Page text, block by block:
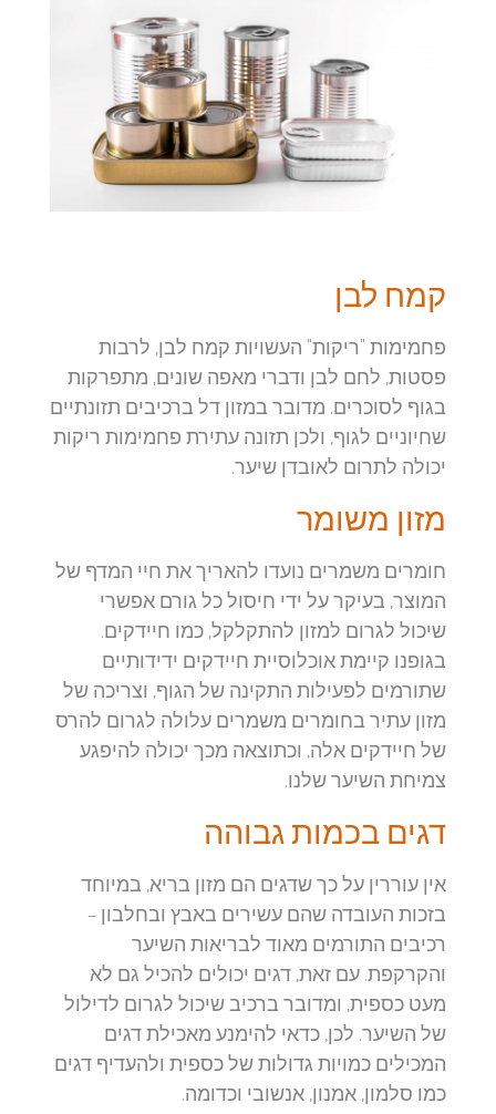
קמח לבן
פחמימות "ריקות" העשויות קמח לבן, לרבות
פסטות, לחם לבן ודברי מאפה שונים, מתפרקות
בגוף לסוכרים. מדובר במזון דל ברכיבים תזונתיים
שחיוניים לגוף, ולכן תזונה עתירת פחמימות ריקות
יכולה לתרום לאובדן שיער.
מזון משומר
חומרים משמרים נועדו להאריך את חיי המדף של
המוצר, בעיקר על ידי חיסול כל גורם אפשרי
שיכול לגרום למזון להתקלקל, כמו חיידקים.
בגופנו קיימת אוכלוסיית חיידקים ידידותיים
שתורמים לפעילות התקינה של הגוף, וצריכה של
מזון עתיר בחומרים משמרים עלולה לגרום להרס
של חיידקים אלה, וכתוצאה מכך יכולה להיפגע
צמיחת השיער שלנו.
דגים בכמות גבוהה
אין עוררין על כך שדגים הם מזון בריא, במיוחד
בזכות העובדה שהם עשירים באבץ ובחלבון –
רכיבים התורמים מאוד לבריאות השיער
והקרקפת. עם זאת, דגים יכולים להכיל גם לא
מעט כספית, ומדובר ברכיב שיכול לגרום לדילול
של השיער. לכן, כדאי להימנע מאכילת דגים
המכילים כמויות גדולות של כספית ולהעדיף דגים
כמו סלמון, אמנון, אנשובי וכדומה.